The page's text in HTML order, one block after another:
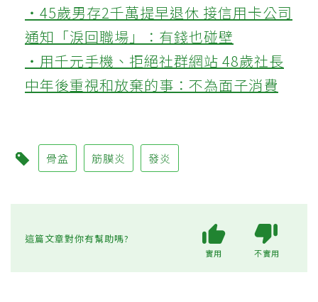
‧45歲男存2千萬提早退休 接信用卡公司
通知「淚回職場」：有錢也碰壁
‧用千元手機、拒絕社群網站 48歲社長
中年後重視和放棄的事：不為面子消費
骨盆 筋膜炎 發炎
這篇文章對你有幫助嗎?
實用 不實用